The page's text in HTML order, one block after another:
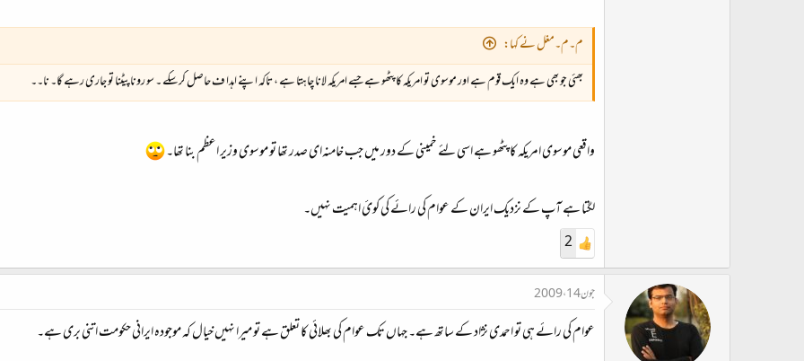
م۔م۔مغل نے کہا:
بھئی جو بھی ہے وہ ایک قوم ہے اور موسوی تو امریکہ کا پٹھو ہے جسے امریکہ لانا چاہتا ہے ، تاکہ اپنے اہدا ف حاصل کرسکے ۔ سو رونا پیٹنا تو جاری رہے گا۔ نا۔۔
واقعی موسوی امریکہ کا پٹھو ہے اسی لئے خمینی کے دور میں جب خامنہ‌ای صدر تھا تو موسوی وزیر اعظم بنا تھا۔
لگتا ہے آپ کے نزدیک ایران کے عوام کی رائے کی کوئ اہمیت نہیں۔
2
جون 14، 2009
عوام کی رائے ہی تو احمدی نژاد کے ساتھ ہے۔ جہاں تک عوام کی بھلائي کا تعلق ہے تو میرا نہیں خیال کہ موجودہ ایرانی حکومت اتنی بری ہے۔